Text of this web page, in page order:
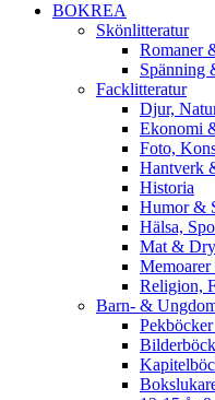
BOKREA
Skönlitteratur
Romaner
Spänning
Facklitteratur
Djur,
Ekonomi
Foto,
Hantverk
Historia
Humor &
Hälsa,
Mat &
Religion,
Barn- &